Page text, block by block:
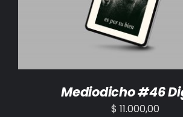
Mediodicho #46
$ 11.000,00